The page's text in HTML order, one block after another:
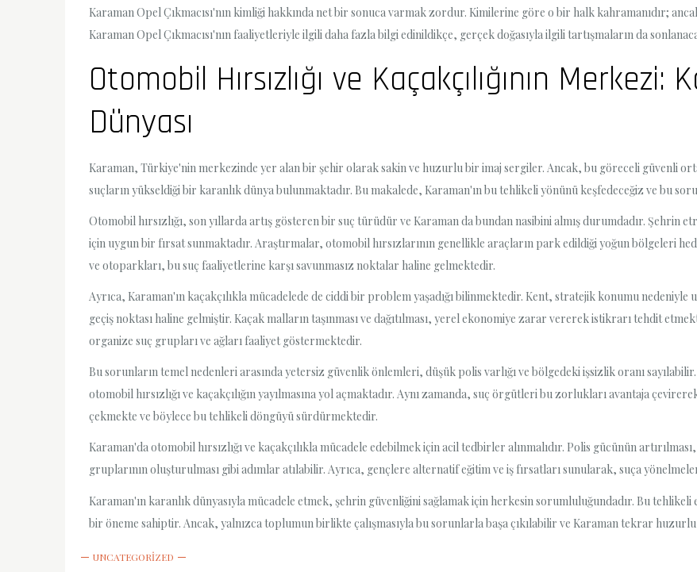
Karaman Opel Çıkmacısı'nın kimliği hakkında net bir sonuca varmak zordur. Kimilerine göre o bir halk kahramanıdır;
Karaman Opel Çıkmacısı'nın faaliyetleriyle ilgili daha fazla bilgi edinildikçe, gerçek doğasıyla ilgili tartışmaların da
Otomobil Hırsızlığı ve Kaçakçılığının Merkezi:
Dünyası
Karaman, Türkiye'nin merkezinde yer alan bir şehir olarak sakin ve huzurlu bir imaj sergiler. Ancak, bu göreceli güvenli
suçların yükseldiği bir karanlık dünya bulunmaktadır. Bu makalede, Karaman'ın bu tehlikeli yönünü keşfedeceğiz ve bu
Otomobil hırsızlığı, son yıllarda artış gösteren bir suç türüdür ve Karaman da bundan nasibini almış durumdadır. Şehrin
için uygun bir fırsat sunmaktadır. Araştırmalar, otomobil hırsızlarının genellikle araçların park edildiği yoğun bölgeleri
ve otoparkları, bu suç faaliyetlerine karşı savunmasız noktalar haline gelmektedir.
Ayrıca, Karaman'ın kaçakçılıkla mücadelede de ciddi bir problem yaşadığı bilinmektedir. Kent, stratejik konumu nedeniyle
geçiş noktası haline gelmiştir. Kaçak malların taşınması ve dağıtılması, yerel ekonomiye zarar vererek istikrarı tehdit
organize suç grupları ve ağları faaliyet göstermektedir.
Bu sorunların temel nedenleri arasında yetersiz güvenlik önlemleri, düşük polis varlığı ve bölgedeki işsizlik oranı
otomobil hırsızlığı ve kaçakçılığın yayılmasına yol açmaktadır. Aynı zamanda, suç örgütleri bu zorlukları avantaja
çekmekte ve böylece bu tehlikeli döngüyü sürdürmektedir.
Karaman'da otomobil hırsızlığı ve kaçakçılıkla mücadele edebilmek için acil tedbirler alınmalıdır. Polis gücünün
gruplarının oluşturulması gibi adımlar atılabilir. Ayrıca, gençlere alternatif eğitim ve iş fırsatları sunularak, suça
Karaman'ın karanlık dünyasıyla mücadele etmek, şehrin güvenliğini sağlamak için herkesin sorumluluğundadır. Bu
bir öneme sahiptir. Ancak, yalnızca toplumun birlikte çalışmasıyla bu sorunlarla başa çıkılabilir ve Karaman tekrar
UNCATEGORIZED